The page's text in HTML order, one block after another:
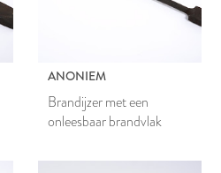
ANONIEM
Brandijzer met een
onleesbaar brandvlak